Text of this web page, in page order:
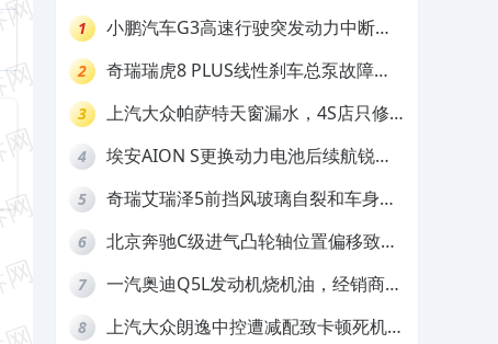
1
小鹏汽车G3高速行驶突发动力中断，
2
奇瑞瑞虎8 PLUS线性刹车总泵故障，
3
上汽大众帕萨特天窗漏水，4S店只修
4
埃安AION S更换动力电池后续航锐
5
奇瑞艾瑞泽5前挡风玻璃自裂和车身多
6
北京奔驰C级进气凸轮轴位置偏移致发
7
一汽奥迪Q5L发动机烧机油，经销商推
8
上汽大众朗逸中控遭减配致卡顿死机，